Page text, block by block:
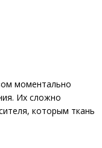
моментально
Их сложно
которым ткань